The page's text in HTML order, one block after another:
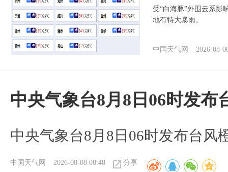
受“白海豚”外围云系影
地有特大暴雨。
中国天气网 2026-08-
中央气象台8月8日06时发布
中央气象台8月8日06时发布台风
中国天气网 2026-08-08 08:48 分享